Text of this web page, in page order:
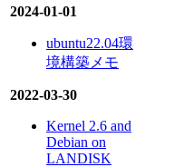
2024-01-01
ubuntu22.04環
境構築メモ
2022-03-30
Kernel 2.6 and
Debian on
LANDISK